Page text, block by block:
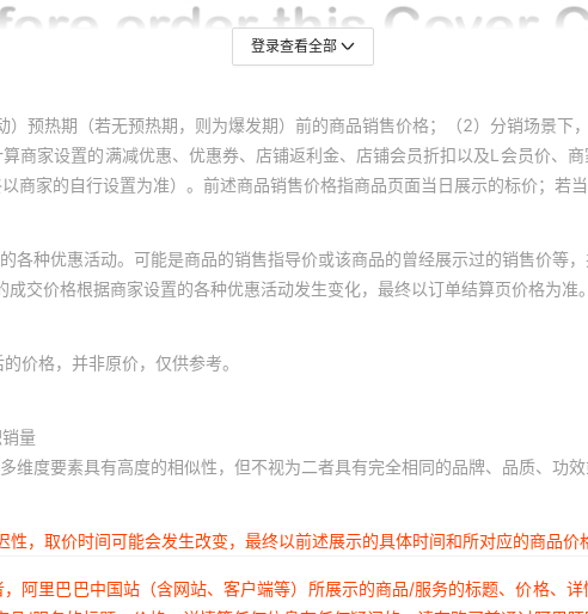
登录查看全部
预热期（若无预热期，则为爆发期）前的商品销售价格；（2）分销场景
商家设置的满减优惠、优惠券、店铺返利金、店铺会员折扣以及L会员价、
家的自行设置为准）。前述商品销售价格指商品页面当日展示的标价；若
种优惠活动。可能是商品的销售指导价或该商品的曾经展示过的销售价等，
交价格根据商家设置的各种优惠活动发生变化，最终以订单结算页价格为准。
价格，并非原价，仅供参考。
量
度要素具有高度的相似性，但不视为二者具有完全相同的品牌、品质、功效
，取价时间可能会发生改变，最终以前述展示的具体时间和所对应的商品价
阿里巴巴中国站（含网站、客户端等）所展示的商品/服务的标题、价格、